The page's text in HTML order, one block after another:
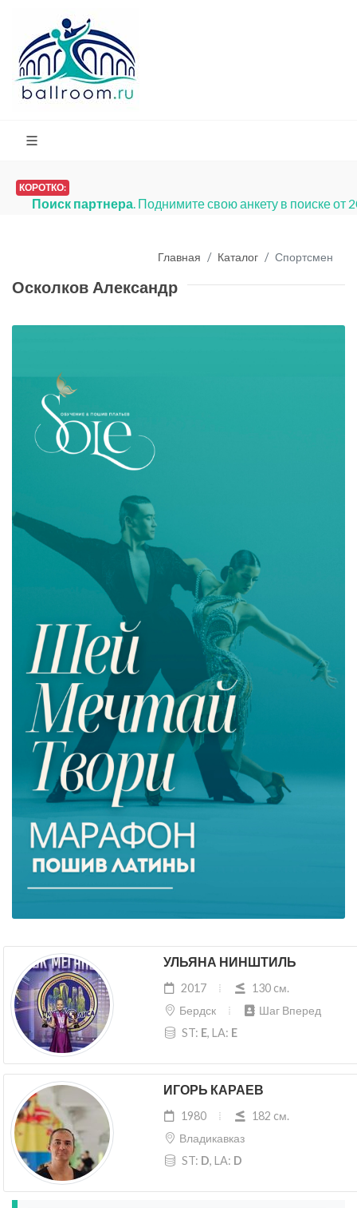
КОРОТКО:
Поиск партнера. Поднимите свою анкету в поиске от
Главная Каталог Спортсмен
Осколков Александр
УЛЬЯНА НИНШТИЛЬ
2017
130 cм.
Бердск
Шаг Вперед
ST: E, LA: E
ИГОРЬ КАРАЕВ
1980
182 cм.
Владикавказ
ST: D, LA: D